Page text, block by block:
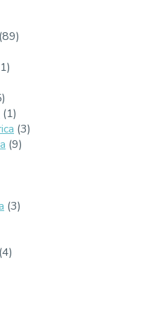
(89)
(1)
(3)
(9)
(3)
(4)